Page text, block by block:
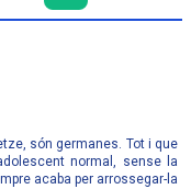
són germanes. Tot i que
normal, sense la
acaba per arrossegar-la